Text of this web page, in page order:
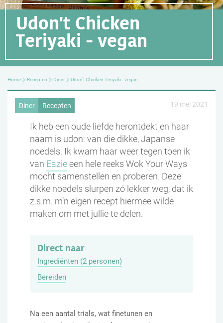
Udon't Chicken
Teriyaki - vegan
Home Recepten Diner Udon't Chicken Teriyaki - vegan
Diner Recepten 19 mei 2021
Ik heb een oude liefde herontdekt en haar
naam is udon: van die dikke, Japanse
noedels. Ik kwam haar weer tegen toen ik
van Eazieeen hele reeks Wok Your Ways
mocht samenstellen en proberen. Deze
dikke noedels slurpen zó lekker weg, dat ik
z.s.m. m’n eigen recept hiermee wilde
maken om met jullie te delen.
Direct naar
Ingrediënten (2 personen)
Bereiden
Na een aantal trials, wat finetunen en